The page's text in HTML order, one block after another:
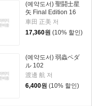
(예약도서) 聖鬪士星
矢 Final Edition 16
車田 正美 저
17,360원 (10% 할인)
(예약도서) 弱蟲ペダ
ル 102
渡邊 航 저
6,400원 (10% 할인)